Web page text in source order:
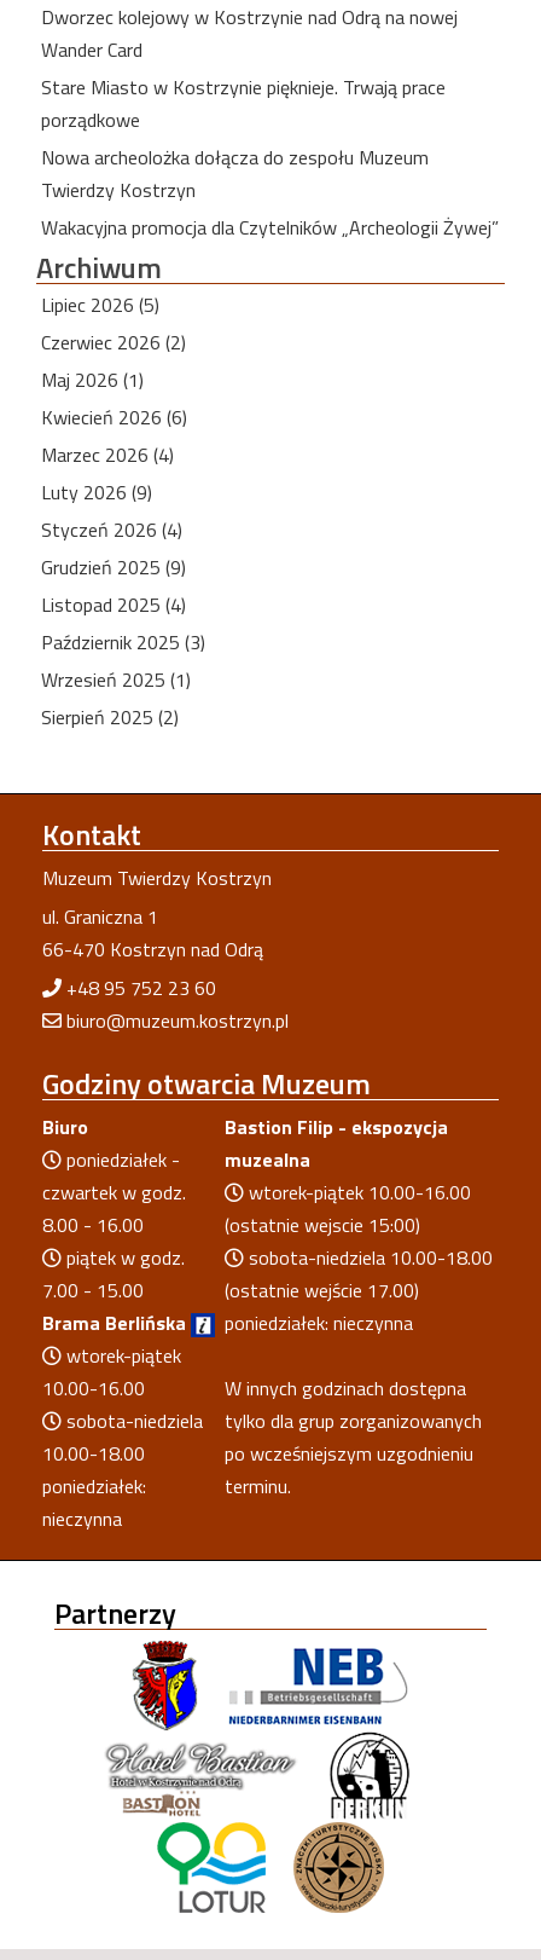
Dworzec kolejowy w Kostrzynie nad Odrą na nowej
Wander Card
Stare Miasto w Kostrzynie pięknieje. Trwają prace
porządkowe
Nowa archeolożka dołącza do zespołu Muzeum
Twierdzy Kostrzyn
Wakacyjna promocja dla Czytelników „Archeologii Żywej”
Archiwum
Lipiec 2026 (5)
Czerwiec 2026 (2)
Maj 2026 (1)
Kwiecień 2026 (6)
Marzec 2026 (4)
Luty 2026 (9)
Styczeń 2026 (4)
Grudzień 2025 (9)
Listopad 2025 (4)
Październik 2025 (3)
Wrzesień 2025 (1)
Sierpień 2025 (2)
Kontakt
Muzeum Twierdzy Kostrzyn
ul. Graniczna 1
66-470 Kostrzyn nad Odrą
+48 95 752 23 60
biuro@muzeum.kostrzyn.pl
Godzinyotwarcia Muzeum
Biuro
poniedziałek -
czwartek w godz.
8.00 - 16.00
piątek w godz.
7.00 - 15.00
Brama Berlińska
wtorek-piątek
10.00-16.00
sobota-niedziela
10.00-18.00
poniedziałek:
nieczynna
Bastion Filip - ekspozycja
muzealna
wtorek-piątek 10.00-16.00
(ostatnie wejscie 15:00)
sobota-niedziela 10.00-18.00
(ostatnie wejście 17.00)
poniedziałek: nieczynna
W innych godzinach dostępna
tylko dla grup zorganizowanych
po wcześniejszym uzgodnieniu
terminu.
Partnerzy